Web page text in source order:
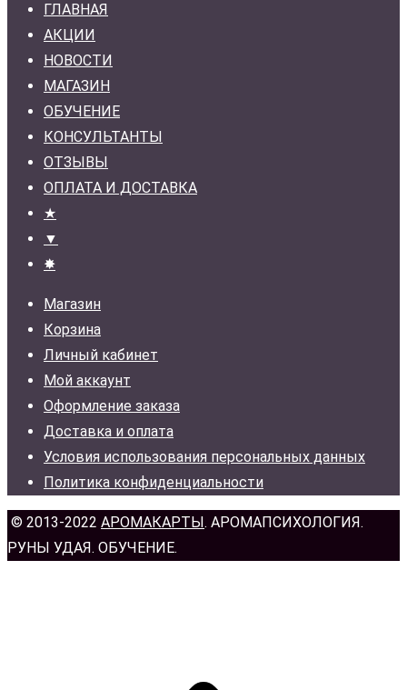
ГЛАВНАЯ
АКЦИИ
НОВОСТИ
МАГАЗИН
ОБУЧЕНИЕ
КОНСУЛЬТАНТЫ
ОТЗЫВЫ
ОПЛАТА И ДОСТАВКА
★
▼
✸
Магазин
Корзина
Личный кабинет
Мой аккаунт
Оформление заказа
Доставка и оплата
Условия использования персональных данных
Политика конфиденциальности
© 2013-2022 АРОМАКАРТЫ. АРОМАПСИХОЛОГИЯ.
РУНЫ УДАЯ. ОБУЧЕНИЕ.